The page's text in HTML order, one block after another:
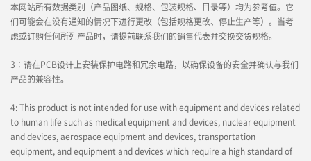
本网站所有数据类别（产品图纸、规格、包装规格、目录等）均为参考值。它
们可能会在没有通知的情况下进行更改（包括规格更改、停止生产等）。当考
虑或订购任何所列产品时，请提前联系我们的销售代表并交换交货规格。
3：请在PCB设计上安装保护电路和冗余电路，以确保设备的安全并确认与我们
产品的兼容性。
4: This product is not intended for use with equipment and devices related
to human life such as medical equipment and devices, nuclear equipment
and devices, aerospace equipment and devices, transportation
equipment, and equipment and devices which require a high standard of